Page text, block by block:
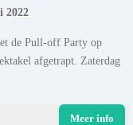
2022
de Pull-off Party op
afgetrapt. Zaterdag
Meer info